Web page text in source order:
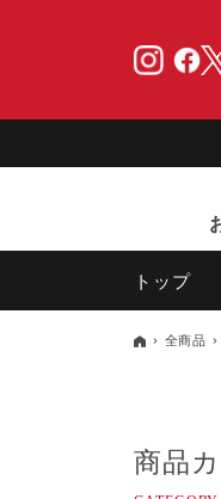
トップ
全商品
商品